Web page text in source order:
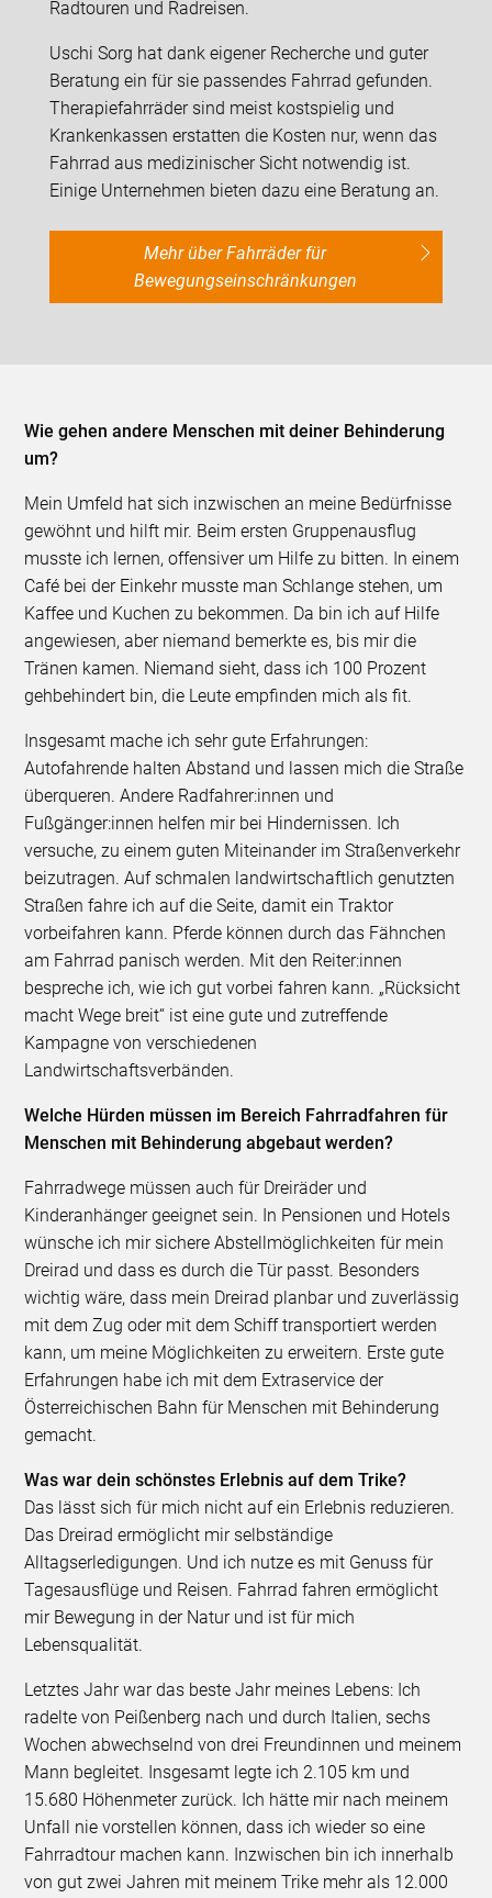
Radtouren und Radreisen.
Uschi Sorg hat dank eigener Recherche und guter
Beratung ein für sie passendes Fahrrad gefunden.
Therapiefahrräder sind meist kostspielig und
Krankenkassen erstatten die Kosten nur, wenn das
Fahrrad aus medizinischer Sicht notwendig ist.
Einige Unternehmen bieten dazu eine Beratung an.
Mehr über Fahrräder für
Bewegungseinschränkungen
Wie gehen andere Menschen mit deiner Behinderung
um?
Mein Umfeld hat sich inzwischen an meine Bedürfnisse
gewöhnt und hilft mir. Beim ersten Gruppenausflug
musste ich lernen, offensiver um Hilfe zu bitten. In einem
Café bei der Einkehr musste man Schlange stehen, um
Kaffee und Kuchen zu bekommen. Da bin ich auf Hilfe
angewiesen, aber niemand bemerkte es, bis mir die
Tränen kamen. Niemand sieht, dass ich 100 Prozent
gehbehindert bin, die Leute empfinden mich als fit.
Insgesamt mache ich sehr gute Erfahrungen:
Autofahrende halten Abstand und lassen mich die Straße
überqueren. Andere Radfahrer:innen und
Fußgänger:innen helfen mir bei Hindernissen. Ich
versuche, zu einem guten Miteinander im Straßenverkehr
beizutragen. Auf schmalen landwirtschaftlich genutzten
Straßen fahre ich auf die Seite, damit ein Traktor
vorbeifahren kann. Pferde können durch das Fähnchen
am Fahrrad panisch werden. Mit den Reiter:innen
bespreche ich, wie ich gut vorbei fahren kann. „Rücksicht
macht Wege breit“ ist eine gute und zutreffende
Kampagne von verschiedenen
Landwirtschaftsverbänden.
Welche Hürden müssen im Bereich Fahrradfahren für
Menschen mit Behinderung abgebaut werden?
Fahrradwege müssen auch für Dreiräder und
Kinderanhänger geeignet sein. In Pensionen und Hotels
wünsche ich mir sichere Abstellmöglichkeiten für mein
Dreirad und dass es durch die Tür passt. Besonders
wichtig wäre, dass mein Dreirad planbar und zuverlässig
mit dem Zug oder mit dem Schiff transportiert werden
kann, um meine Möglichkeiten zu erweitern. Erste gute
Erfahrungen habe ich mit dem Extraservice der
Österreichischen Bahn für Menschen mit Behinderung
gemacht.
Was war dein schönstes Erlebnis auf dem Trike?
Das lässt sich für mich nicht auf ein Erlebnis reduzieren.
Das Dreirad ermöglicht mir selbständige
Alltagserledigungen. Und ich nutze es mit Genuss für
Tagesausflüge und Reisen. Fahrrad fahren ermöglicht
mir Bewegung in der Natur und ist für mich
Lebensqualität.
Letztes Jahr war das beste Jahr meines Lebens: Ich
radelte von Peißenberg nach und durch Italien, sechs
Wochen abwechselnd von drei Freundinnen und meinem
Mann begleitet. Insgesamt legte ich 2.105 km und
15.680 Höhenmeter zurück. Ich hätte mir nach meinem
Unfall nie vorstellen können, dass ich wieder so eine
Fahrradtour machen kann. Inzwischen bin ich innerhalb
von gut zwei Jahren mit meinem Trike mehr als 12.000